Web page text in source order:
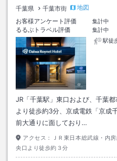
千葉県 千葉市街
地図
お客様アンケート評価
集計中
るるぶトラベル評価
集計中
駅徒
JR「千葉駅」東口および、千葉
より徒歩約3分、京成電鉄「京成
前大通りに面しており…
アクセス：
ＪＲ東日本総武線・内
央口より徒歩約３分